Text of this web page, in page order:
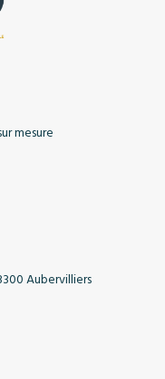
mesure
Aubervilliers